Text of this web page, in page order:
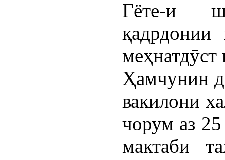
Гёте-и
Ҳамчунин
вакилони
чорум аз
мактаби